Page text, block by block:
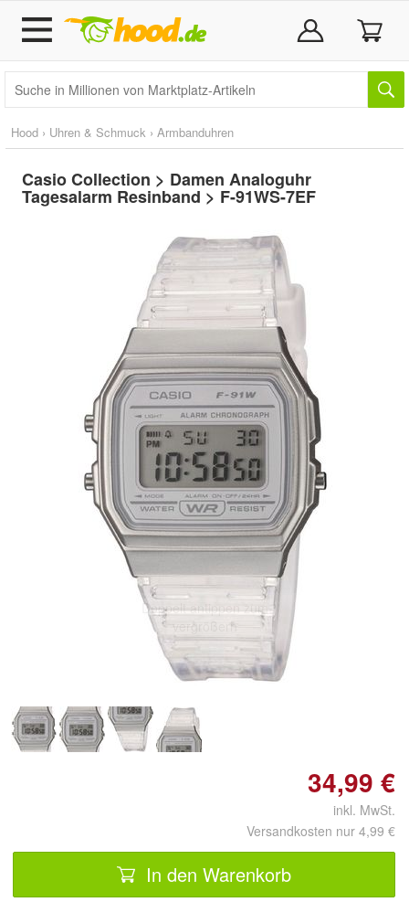
Hood › Uhren & Schmuck › Armbanduhren
Casio Collection > Damen Analoguhr
Tagesalarm Resinband > F-91WS-7EF
Doppelt antippen zum
vergrößern
34,99 €
inkl. MwSt.
Versandkosten nur 4,99 €
In den Warenkorb